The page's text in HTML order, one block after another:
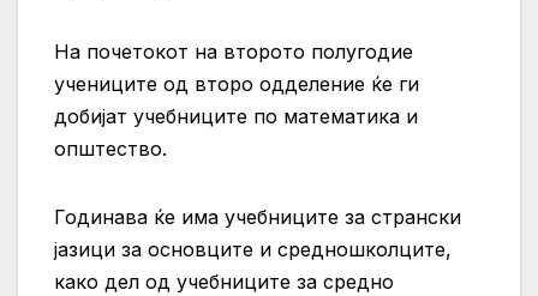
На почетокот на второто полугодие
учениците од второ одделение ќе ги
добијат учебниците по математика и
општество.
Годинава ќе има учебниците за странски
јазици за основците и средношколците,
како дел од учебниците за средно